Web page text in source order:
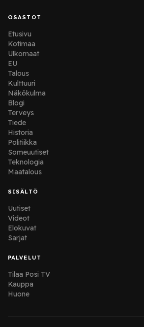
OSASTOT
Etusivu
Kotimaa
Ulkomaat
EU
Talous
Kulttuuri
Näkökulma
Blogi
Terveys
Tiede
Historia
Politiikka
Someuutiset
Teknologia
Maatalous
SISÄLTÖ
Uutiset
Videot
Elokuvat
Sarjat
PALVELUT
Tilaa Posi TV
Kauppa
Huone